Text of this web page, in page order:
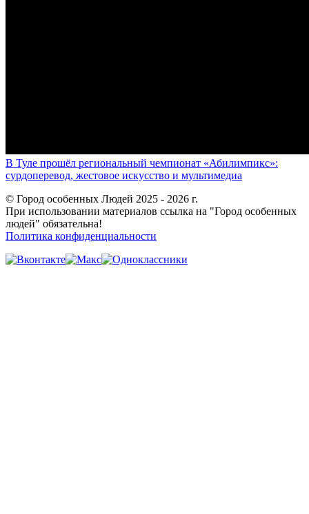
В Туле прошёл региональный чемпионат «Абилимпикс»:
сурдоперевод, жестовое искусство и мультимедиа
© Город особенных Людей 2025 - 2026 г.
При использовании материалов ссылка на "Город особенных
людей" обязательна!
Политика конфиденциальности